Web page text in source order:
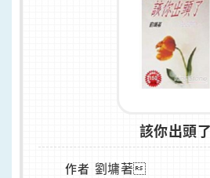
該你出頭了
作者 劉墉著